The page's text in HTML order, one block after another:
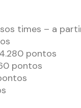
times – a
pontos
pontos